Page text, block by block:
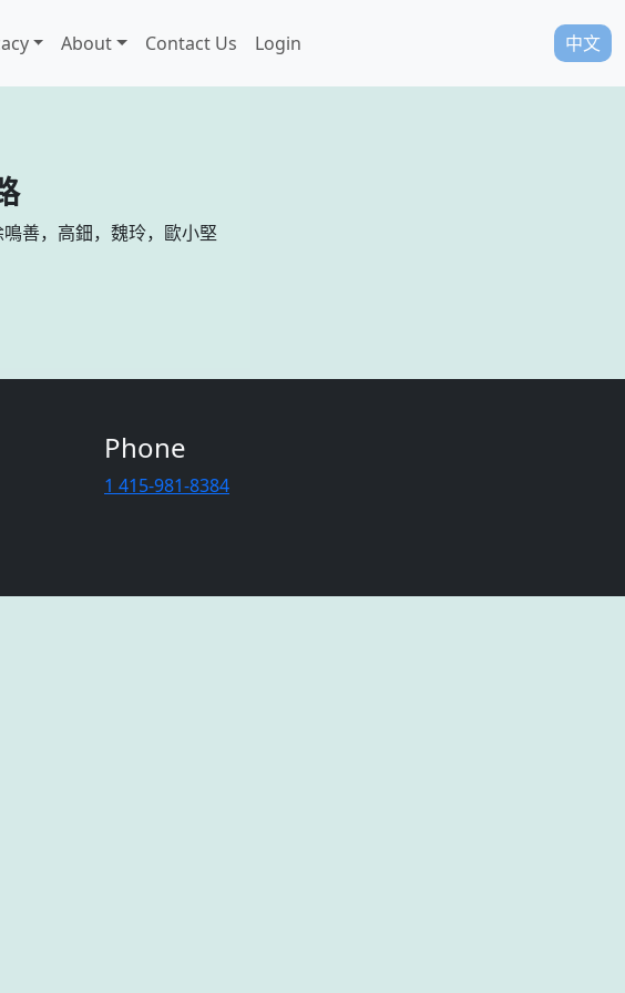
About Contact Us Login 中文
善，高鈿，魏玲，歐小堅
Phone
1 415-981-8384